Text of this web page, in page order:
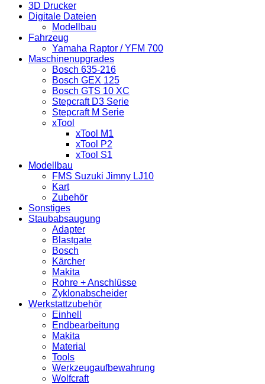
3D Drucker
Digitale Dateien
Modellbau
Fahrzeug
Yamaha Raptor / YFM 700
Maschinenupgrades
Bosch 635-216
Bosch GEX 125
Bosch GTS 10 XC
Stepcraft D3 Serie
Stepcraft M Serie
xTool
xTool M1
xTool P2
xTool S1
Modellbau
FMS Suzuki Jimny LJ10
Kart
Zubehör
Sonstiges
Staubabsaugung
Adapter
Blastgate
Bosch
Kärcher
Makita
Rohre + Anschlüsse
Zyklonabscheider
Werkstattzubehör
Einhell
Endbearbeitung
Makita
Material
Tools
Werkzeugaufbewahrung
Wolfcraft